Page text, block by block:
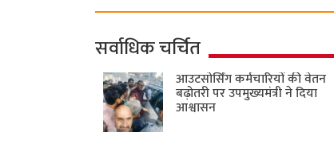
सर्वाधिक चर्चित
आउटसोर्सिंग कर्मचारियों की वेतन
बढ़ोतरी पर उपमुख्यमंत्री ने दिया
आश्वासन